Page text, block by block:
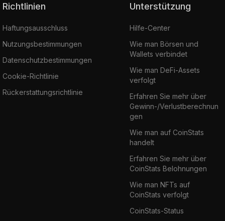
Richtlinien
Haftungsausschluss
Nutzungsbestimmungen
Datenschutzbestimmungen
Cookie-Richtlinie
Rückerstattungsrichtlinie
Unterstützung
Hilfe-Center
Wie man Börsen und
Wallets verbindet
Wie man DeFi-Assets
verfolgt
Erfahren Sie mehr über
Gewinn-/Verlustberechnun
gen
Wie man auf CoinStats
handelt
Erfahren Sie mehr über
CoinStats Belohnungen
Wie man NFTs auf
CoinStats verfolgt
CoinStats-Status